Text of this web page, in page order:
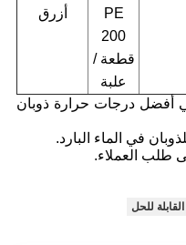
PE
200
قطعة /
علبة
أزرق
أفضل درجات حرارة ذوبان
في الماء البارد.
طلب العملاء.
للحل